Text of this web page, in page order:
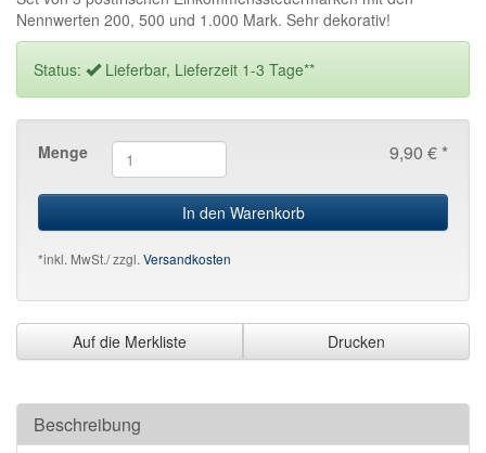
Nennwerten 200, 500 und 1.000 Mark. Sehr dekorativ!
Status: Lieferbar, Lieferzeit 1-3 Tage**
9,90 € *
Menge
In den Warenkorb
*inkl. MwSt./ zzgl.Versandkosten
Auf die Merkliste Drucken
Beschreibung